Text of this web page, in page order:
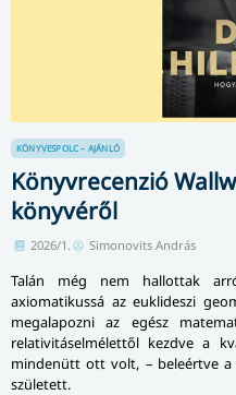
KÖNYVESPOLC – AJÁNLÓ
Könyvrecenzió
könyvéről
2026/1. Simonovits András
Talán még nem hallottak
axiomatikussá az euklideszi
megalapozni az egész
relativitáselmélettől kezdve a
mindenütt ott volt, – beleértve
született.